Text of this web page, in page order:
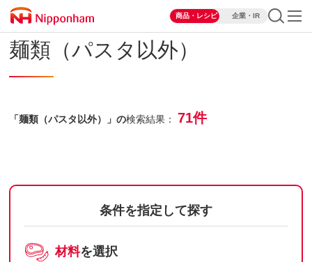
商品・レシピ 企業・IR
麺類（パスタ以外）
「麺類（パスタ以外）」の検索結果： 71件
条件を指定して探す
材料を選択